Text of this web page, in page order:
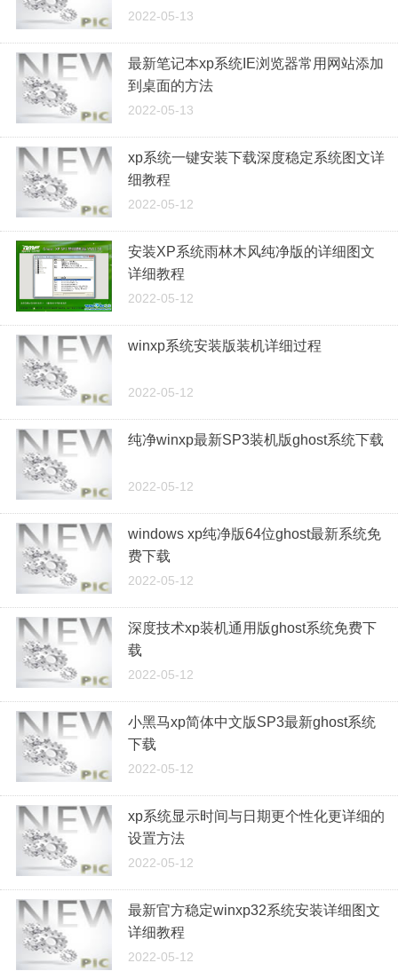
2022-05-13
最新笔记本xp系统IE浏览器常用网站添加
到桌面的方法
2022-05-13
xp系统一键安装下载深度稳定系统图文详
细教程
2022-05-12
安装XP系统雨林木风纯净版的详细图文
详细教程
2022-05-12
winxp系统安装版装机详细过程
2022-05-12
纯净winxp最新SP3装机版ghost系统下载
2022-05-12
windows xp纯净版64位ghost最新系统免
费下载
2022-05-12
深度技术xp装机通用版ghost系统免费下
载
2022-05-12
小黑马xp简体中文版SP3最新ghost系统
下载
2022-05-12
xp系统显示时间与日期更个性化更详细的
设置方法
2022-05-12
最新官方稳定winxp32系统安装详细图文
详细教程
2022-05-12